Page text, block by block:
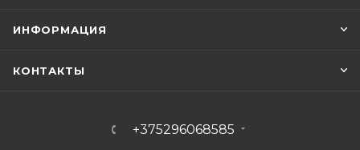
ИНФОРМАЦИЯ
КОНТАКТЫ
+375296068585